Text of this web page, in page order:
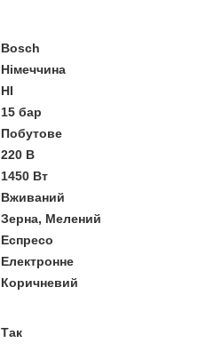
Bosch
Німеччина
НІ
15 бар
Побутове
220 В
1450 Вт
Вживаний
Зерна, Мелений
Еспресо
Електронне
Коричневий
Так